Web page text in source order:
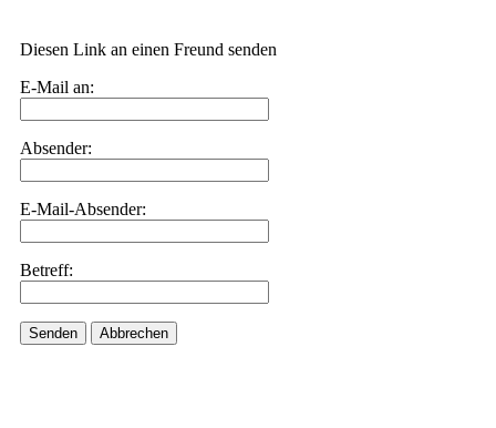
Diesen Link an einen Freund senden
E-Mail an:
Absender:
E-Mail-Absender:
Betreff:
Senden Abbrechen